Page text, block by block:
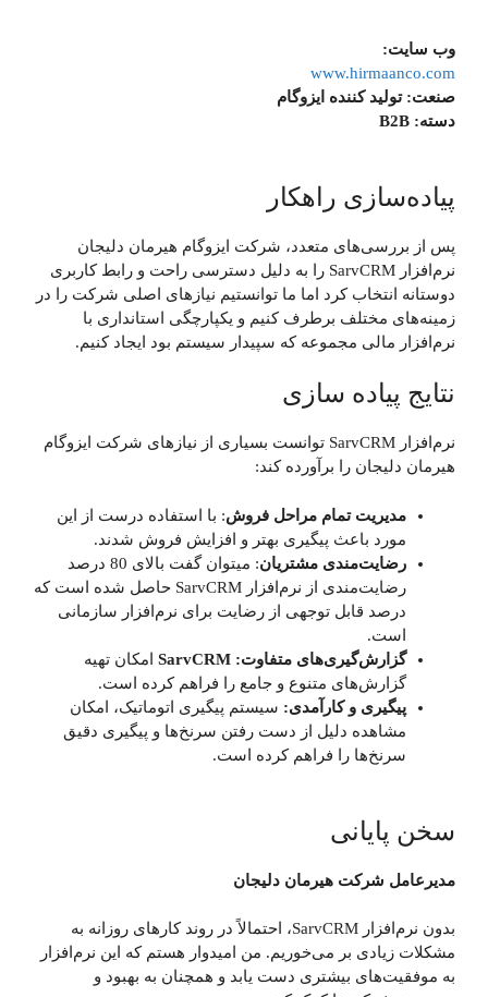
وب سایت:
www.hirmaanco.com
صنعت:تولید کننده ایزوگام
دسته:B2B
پیاده‌سازی راهکار
پس از بررسی‌های متعدد، شرکت ایزوگام هیرمان دلیجان
نرم‌افزار SarvCRM را به دلیل دسترسی راحت و رابط کاربری
دوستانه انتخاب کرد اما ما توانستیم نیازهای اصلی شرکت را در
زمینه‌های مختلف برطرف کنیم و یکپارچگی استانداری با
نتایج پیاده سازی
نرم‌افزار SarvCRM توانست بسیاری از نیازهای شرکت ایزوگام
هیرمان دلیجان را برآورده کند:
مدیریت تمام مراحل فروش: با استفاده درست از این
مورد باعث پیگیری بهتر و افزایش فروش شدند.
رضایت‌مندی مشتریان
: میتوان گفت بالای 80 درصد
رضایت‌مندی از نرم‌افزار SarvCRM حاصل شده است که
درصد قابل توجهی از رضایت برای نرم‎‌افزار سازمانی
است.
گزارش‌گیری‌های متفاوت: SarvCRM
امکان تهیه
گزارش‌های متنوع و جامع را فراهم کرده است.
پیگیری و کارآمدی:سیستم پیگیری اتوماتیک، امکان
مشاهده دلیل از دست رفتن سرنخ‌ها و پیگیری دقیق
سرنخ‌ها را فراهم کرده است.
سخن پایانی
مدیرعامل شرکت هیرمان دلیجان
بدون نرم‌افزار SarvCRM، احتمالاً در روند کارهای روزانه به
مشکلات زیادی بر می‌خوریم. من امیدوار هستم که این نرم‌افزار
به موفقیت‌های بیشتری دست یابد و همچنان به بهبود و